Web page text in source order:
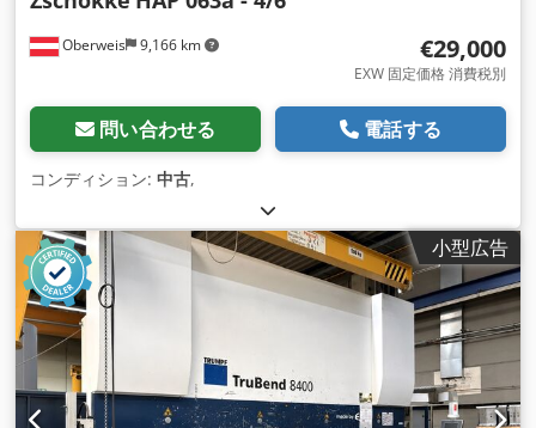
Oberweis 9,166 km €29,000
EXW 固定価格 消費税別
問い合わせる 電話する
コンディション: 中古,
小型広告